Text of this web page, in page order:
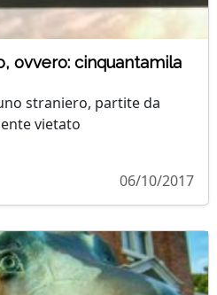
ovvero: cinquantamila
straniero, partite da
vietato
06/10/2017